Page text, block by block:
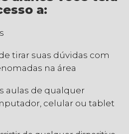
a:
tirar suas dúvidas com
na área
aulas de qualquer
celular ou tablet